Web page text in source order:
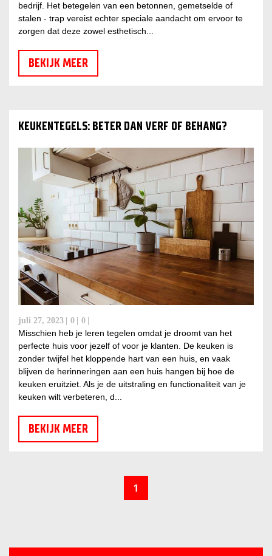
bedrijf. Het betegelen van een betonnen, gemetselde of
stalen - trap vereist echter speciale aandacht om ervoor te
zorgen dat deze zowel esthetisch...
BEKIJK MEER
KEUKENTEGELS: BETER DAN VERF OF BEHANG?
juli 27, 2023 0 0
Misschien heb je leren tegelen omdat je droomt van het
perfecte huis voor jezelf of voor je klanten. De keuken is
zonder twijfel het kloppende hart van een huis, en vaak
blijven de herinneringen aan een huis hangen bij hoe de
keuken eruitziet. Als je de uitstraling en functionaliteit van je
keuken wilt verbeteren, d...
BEKIJK MEER
1